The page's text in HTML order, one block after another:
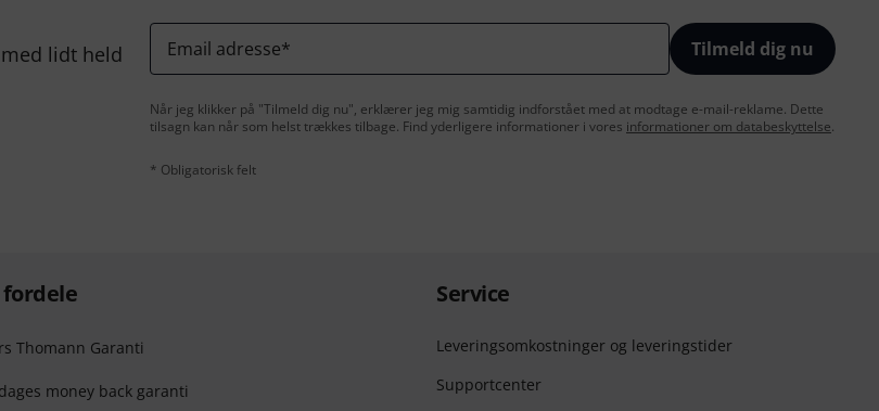
lidt held
Email adresse* Tilmeld dig nu
Når jeg klikker på "Tilmeld dig nu", erklærer jeg mig samtidig indforstået med at modtage e-mail-reklame. Dette
tilsagn kan når som helst trækkes tilbage. Find yderligere informationer i vores informationer om databeskyttelse.
* Obligatorisk felt
fordele
Thomann Garanti
money back garanti
Service
Leveringsomkostninger og leveringstider
Supportcenter